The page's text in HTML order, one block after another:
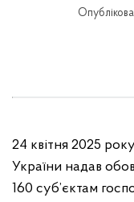
24 квітня 2025
України надав
160 суб’єктам